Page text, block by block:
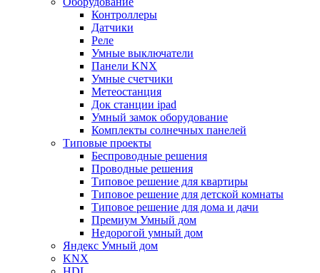
Контроллеры
Датчики
Реле
Умные выключатели
Панели KNX
Умные счетчики
Метеостанция
Док станции ipad
Умный замок оборудование
Комплекты солнечных панелей
Типовые проекты
Беспроводные решения
Проводные решения
Типовое решение для квартиры
Типовое решение для детской комнаты
Типовое решение для дома и дачи
Премиум Умный дом
Недорогой умный дом
Яндекс Умный дом
KNX